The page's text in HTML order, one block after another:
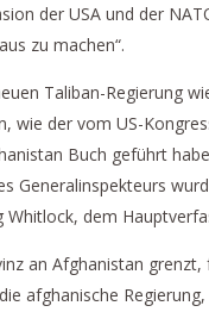
der USA und der
zu machen“.
Taliban-Regierung
wie der vom US-
Buch geführt
Generalinspekteurs
Whitlock, dem
an Afghanistan
afghanische